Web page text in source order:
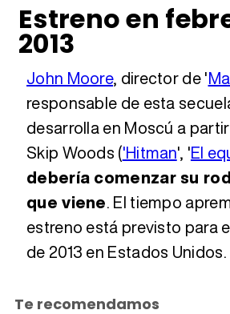
Estreno en
2013
John Moore, director de '
responsable de esta
desarrolla en Moscú a
Skip Woods ('Hitman', 'El
debería comenzar su
que viene. El tiempo
estreno está previsto para
de 2013 en Estados Unidos.